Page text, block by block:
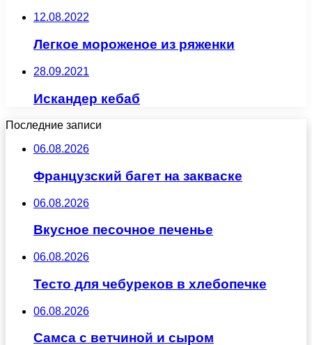
12.08.2022
Легкое мороженое из ряженки
28.09.2021
Искандер кебаб
Последние записи
06.08.2026
Французский багет на закваске
06.08.2026
Вкусное песочное печенье
06.08.2026
Тесто для чебуреков в хлебопечке
06.08.2026
Самса с ветчиной и сыром